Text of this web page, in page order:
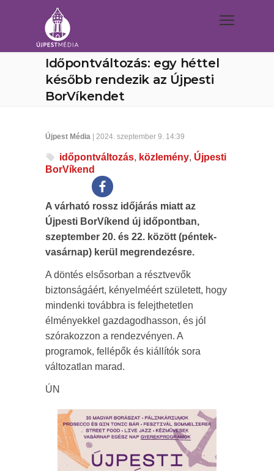
Időpontváltozás: egy héttel
később rendezik az Újpesti
BorVíkendet
Újpest Média | 2024. szeptember 9. 14:39
időpontváltozás, közlemény, Újpesti
BorVíkend
A várható rossz időjárás miatt az
Újpesti BorVíkend új időpontban,
szeptember 20. és 22. között (péntek-
vasárnap) kerül megrendezésre.
A döntés elsősorban a résztvevők
biztonságáért, kényelméért született, hogy
mindenki továbbra is felejthetetlen
élményekkel gazdagodhasson, és jól
szórakozzon a rendezvényen. A
programok, fellépők és kiállítók sora
változatlan marad.
ÚN